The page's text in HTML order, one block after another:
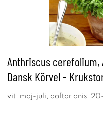
Anthriscus
Dansk Körvel -
vit, maj-juli, doftar anis,